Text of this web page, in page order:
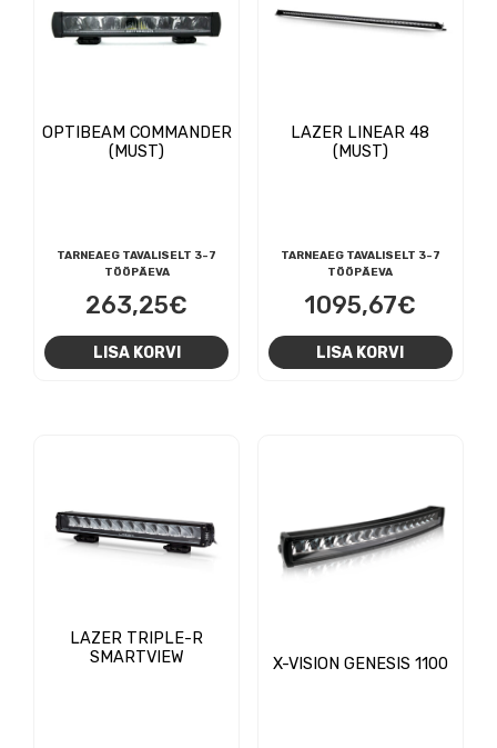
OPTIBEAM COMMANDER
(MUST)
TARNEAEG TAVALISELT 3-7
TÖÖPÄEVA
263,25€
LISA KORVI
LAZER LINEAR 48
(MUST)
TARNEAEG TAVALISELT 3-7
TÖÖPÄEVA
1095,67€
LISA KORVI
LAZER TRIPLE-R
SMARTVIEW
X-VISION GENESIS 1100